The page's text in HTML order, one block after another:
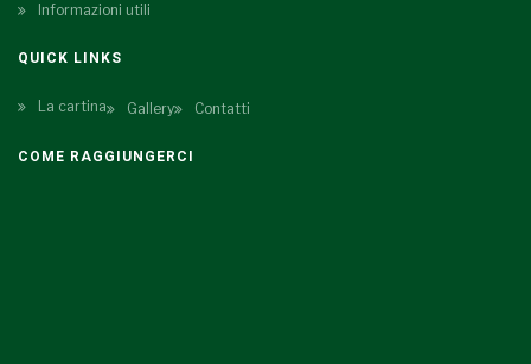
Informazioni utili
QUICK LINKS
La cartina Gallery Contatti
COME RAGGIUNGERCI